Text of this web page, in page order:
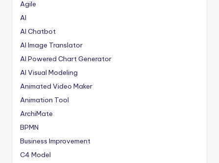
Agile
AI
AI Chatbot
AI Image Translator
AI Powered Chart Generator
AI Visual Modeling
Animated Video Maker
Animation Tool
ArchiMate
BPMN
Business Improvement
C4 Model